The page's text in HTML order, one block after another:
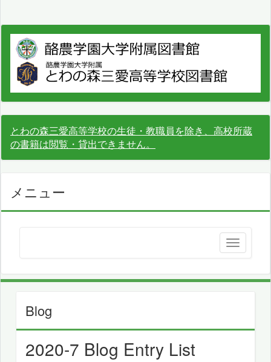
とわの森三愛高等学校の生徒・教職員を除き、高校所蔵
の書籍は閲覧・貸出できません。
メニュー
Blog
2020-7 Blog Entry List